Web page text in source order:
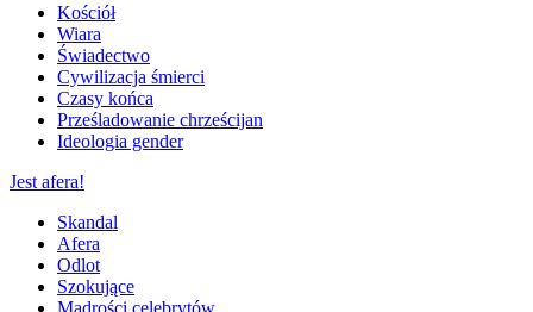
Kościół
Wiara
Świadectwo
Cywilizacja śmierci
Czasy końca
Prześladowanie chrześcijan
Ideologia gender
Jest afera!
Skandal
Afera
Odlot
Szokujące
Mądrości celebrytów